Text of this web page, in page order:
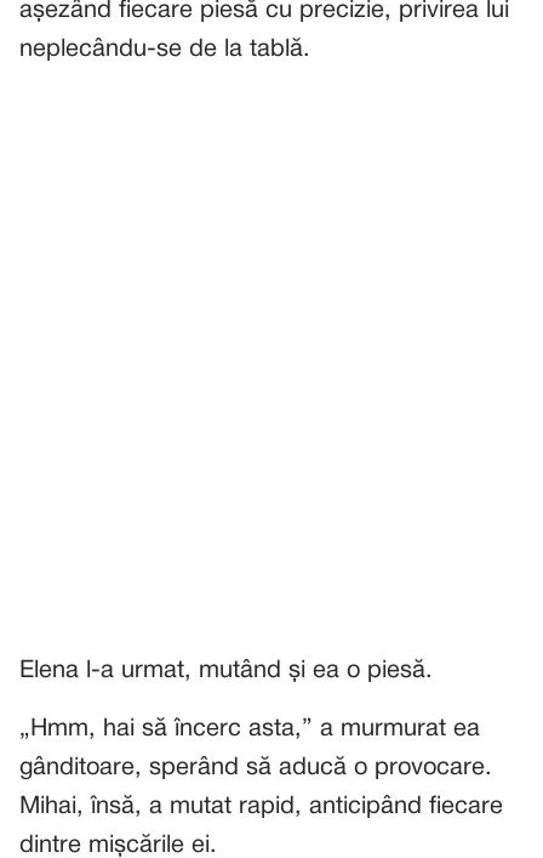
așezând fiecare piesă cu precizie, privirea lui
neplecându-se de la tablă.
Elena l-a urmat, mutând și ea o piesă.
„Hmm, hai să încerc asta,” a murmurat ea
gânditoare, sperând să aducă o provocare.
Mihai, însă, a mutat rapid, anticipând fiecare
dintre mișcările ei.